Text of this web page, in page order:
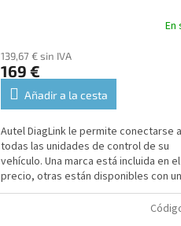
En
139,67 € sin IVA
169 €
Añadir a la cesta
Autel DiagLink le permite conectarse a
todas las unidades de control de su
vehículo. Una marca está incluida en el
precio, otras están disponibles con un
coste adicional.